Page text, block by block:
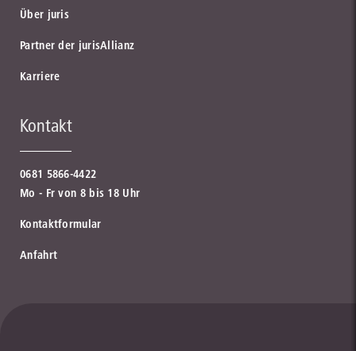
Über juris
Partner der jurisAllianz
Karriere
Kontakt
0681 5866-4422
Mo - Fr von 8 bis 18 Uhr
Kontaktformular
Anfahrt